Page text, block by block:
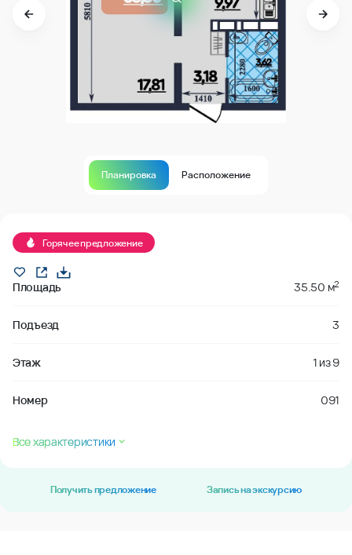
Планировка Расположение
Горячее предложение
Площадь 35.50 м2
Подъезд 3
Этаж 1 из9
Номер 091
Все характеристики
Получить предложение Запись на экскурсию